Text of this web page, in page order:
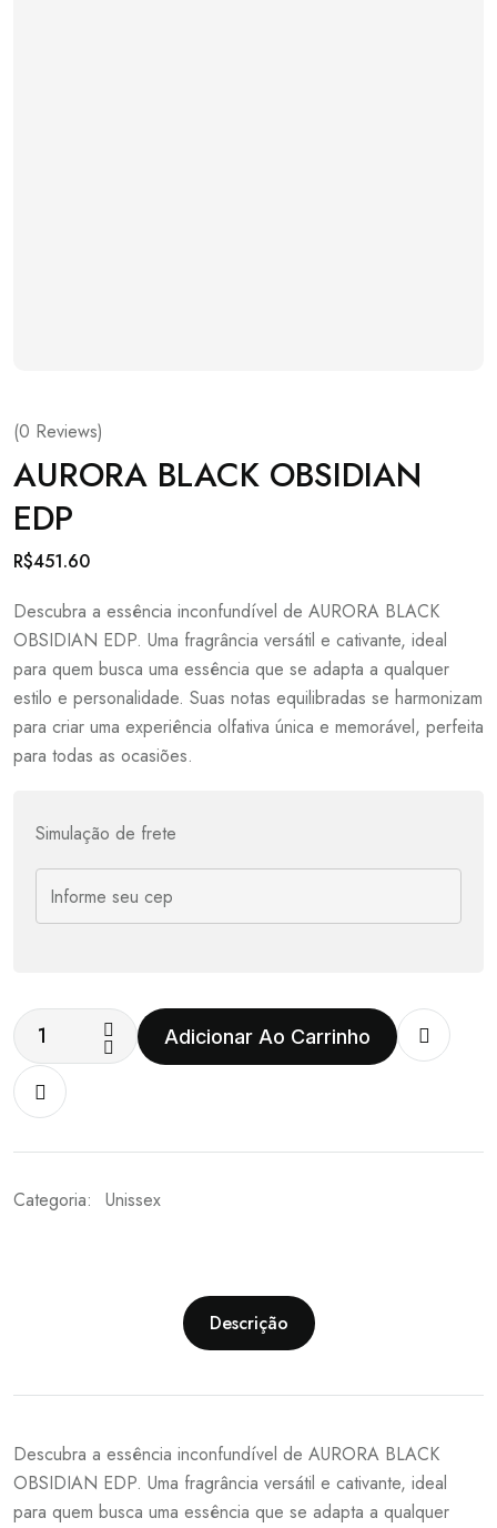
(0 Reviews)
AURORA BLACK OBSIDIAN
EDP
R$451.60
Descubra a essência inconfundível de AURORA BLACK
OBSIDIAN EDP. Uma fragrância versátil e cativante, ideal
para quem busca uma essência que se adapta a qualquer
estilo e personalidade. Suas notas equilibradas se harmonizam
para criar uma experiência olfativa única e memorável, perfeita
para todas as ocasiões.
Simulação de frete
Adicionar Ao Carrinho
Categoria: Unissex
Descrição
Descubra a essência inconfundível de AURORA BLACK
OBSIDIAN EDP. Uma fragrância versátil e cativante, ideal
para quem busca uma essência que se adapta a qualquer